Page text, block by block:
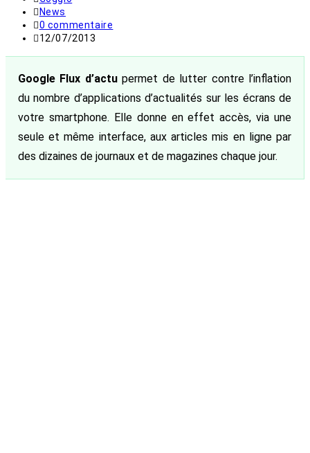
de
la
publication :
Post
category:
News
Commentaires
de
0 commentaire
Publication
12/07/2013
Google Flux d’actupermet de lutter contre l’inflation
du nombre d’applications d’actualités sur les écrans de
votre smartphone. Elle donne en effet accès, via une
seule et même interface, aux articles mis en ligne par
des dizaines de journaux et de magazines chaque jour.